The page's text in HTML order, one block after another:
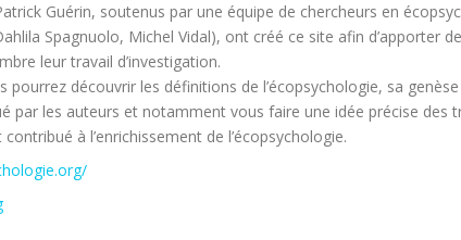
Guérin, soutenus par une équipe de chercheurs en
Spagnuolo, Michel Vidal), ont créé ce site afin d’apporter
leur travail d’investigation.
pourrez découvrir les définitions de l’écopsychologie, sa
par les auteurs et notamment vous faire une idée précise des
à l’enrichissement de l’écopsychologie.